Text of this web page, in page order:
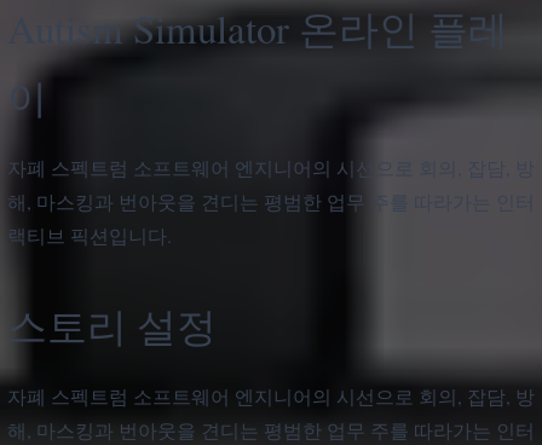
Autism Simulator 온라인 플레
이
자폐 스펙트럼 소프트웨어 엔지니어의 시선으로 회의, 잡담, 방
해, 마스킹과 번아웃을 견디는 평범한 업무 주를 따라가는 인터
랙티브 픽션입니다.
스토리 설정
자폐 스펙트럼 소프트웨어 엔지니어의 시선으로 회의, 잡담, 방
해, 마스킹과 번아웃을 견디는 평범한 업무 주를 따라가는 인터